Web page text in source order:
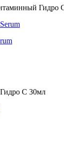
Гидро
С 30мл